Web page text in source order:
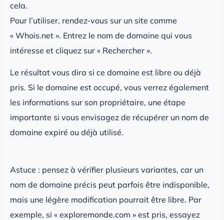
cela.
Pour l’utiliser, rendez-vous sur un site comme
« Whois.net ». Entrez le nom de domaine qui vous
intéresse et cliquez sur « Rechercher ».
Le résultat vous dira si ce domaine est libre ou déjà
pris. Si le domaine est occupé, vous verrez également
les informations sur son propriétaire, une étape
importante si vous envisagez de récupérer un nom de
domaine expiré ou déjà utilisé.
Astuce : pensez à vérifier plusieurs variantes, car un
nom de domaine précis peut parfois être indisponible,
mais une légère modification pourrait être libre. Par
exemple, si « exploremonde.com » est pris, essayez